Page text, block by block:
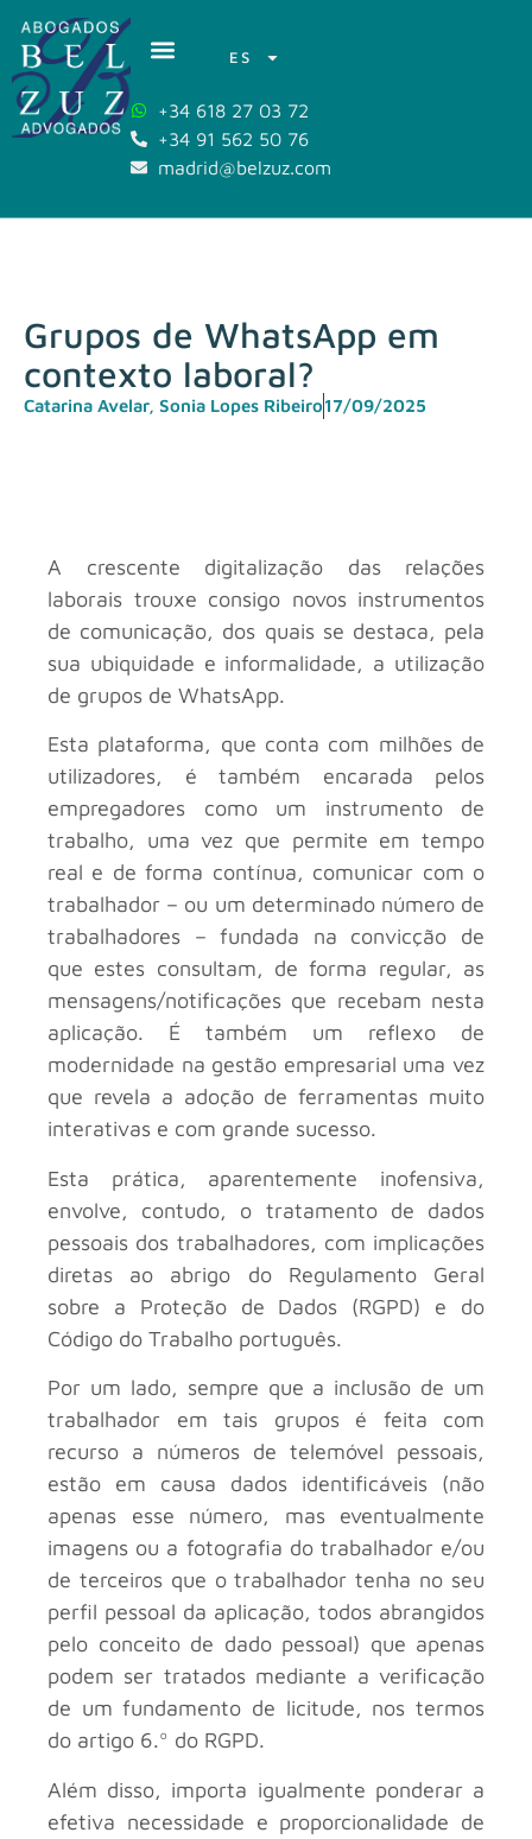
ES
+34 618 27 03 72
+34 91 562 50 76
madrid@belzuz.com
Grupos de WhatsApp em
contexto laboral?
Catarina Avelar, Sonia Lopes Ribeiro17/09/2025
A crescente digitalização das relações
laborais trouxe consigo novos instrumentos
de comunicação, dos quais se destaca, pela
sua ubiquidade e informalidade, a utilização
de grupos de WhatsApp.
Esta plataforma, que conta com milhões de
utilizadores, é também encarada pelos
empregadores como um instrumento de
trabalho, uma vez que permite em tempo
real e de forma contínua, comunicar com o
trabalhador – ou um determinado número de
trabalhadores – fundada na convicção de
que estes consultam, de forma regular, as
mensagens/notificações que recebam nesta
aplicação. É também um reflexo de
modernidade na gestão empresarial uma vez
que revela a adoção de ferramentas muito
interativas e com grande sucesso.
Esta prática, aparentemente inofensiva,
envolve, contudo, o tratamento de dados
pessoais dos trabalhadores, com implicações
diretas ao abrigo do Regulamento Geral
sobre a Proteção de Dados (RGPD) e do
Código do Trabalho português.
Por um lado, sempre que a inclusão de um
trabalhador em tais grupos é feita com
recurso a números de telemóvel pessoais,
estão em causa dados identificáveis (não
apenas esse número, mas eventualmente
imagens ou a fotografia do trabalhador e/ou
de terceiros que o trabalhador tenha no seu
perfil pessoal da aplicação, todos abrangidos
pelo conceito de dado pessoal) que apenas
podem ser tratados mediante a verificação
de um fundamento de licitude, nos termos
do artigo 6.º do RGPD.
Além disso, importa igualmente ponderar a
efetiva necessidade e proporcionalidade de